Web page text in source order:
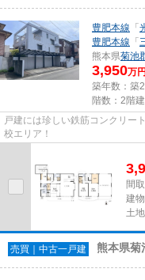
豊肥本線 「
豊肥本線 「
熊本県菊池
3,950万円
築年数：築
階数：2階建
戸建には珍しい鉄筋コンクリー
校エリア！
間
建
土
売買｜中古一戸建 熊本県菊